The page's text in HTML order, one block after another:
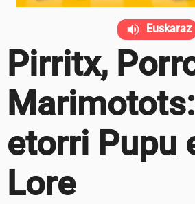
Pirritx,
etorri Pupu
Lore
Euskaraz